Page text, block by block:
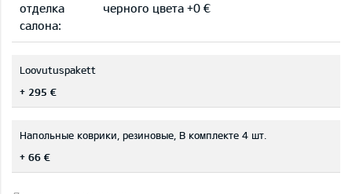
отделка
салона:
черного цвета +0 €
Loovutuspakett
+ 295 €
Напольные коврики, резиновые, В комплекте 4 шт.
+ 66 €